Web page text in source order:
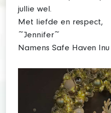
jullie wel.
Met liefde en respect,
~Jennifer~
Namens Safe Haven Inu